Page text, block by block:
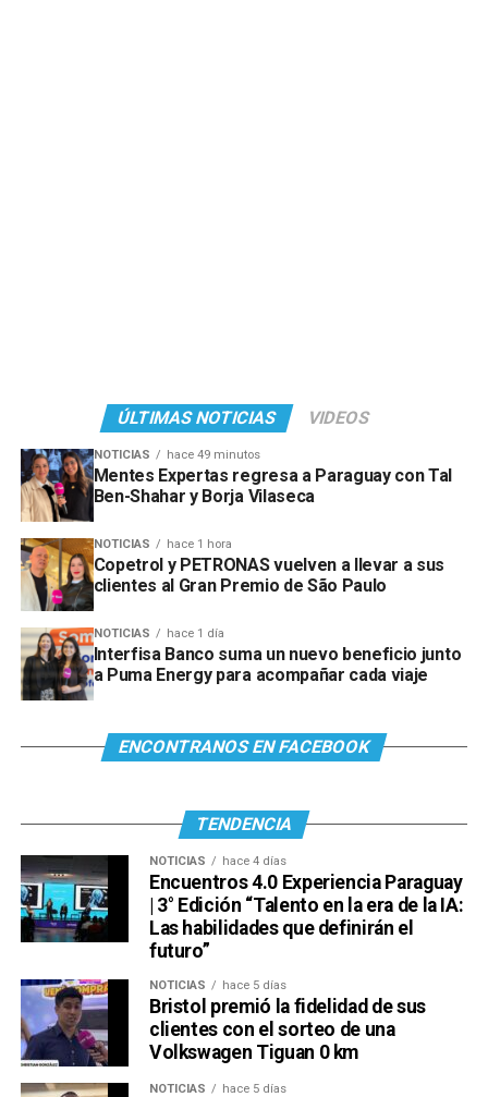
ÚLTIMAS NOTICIAS VIDEOS
NOTICIAS hace 49 minutos
Mentes Expertas regresa a Paraguay con Tal
Ben-Shahar y Borja Vilaseca
NOTICIAS hace 1 hora
Copetrol y PETRONAS vuelven a llevar a sus
clientes al Gran Premio de São Paulo
NOTICIAS hace 1 día
Interfisa Banco suma un nuevo beneficio junto
a Puma Energy para acompañar cada viaje
ENCONTRANOS EN FACEBOOK
TENDENCIA
NOTICIAS hace 4 días
Encuentros 4.0 Experiencia Paraguay
| 3° Edición “Talento en la era de la IA:
Las habilidades que definirán el
futuro”
NOTICIAS hace 5 días
Bristol premió la fidelidad de sus
clientes con el sorteo de una
Volkswagen Tiguan 0 km
NOTICIAS hace 5 días